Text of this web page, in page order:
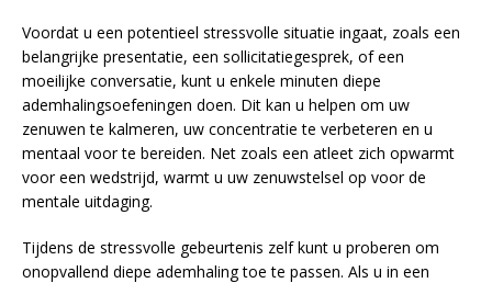
Voordat u een potentieel stressvolle situatie ingaat, zoals een
belangrijke presentatie, een sollicitatiegesprek, of een
moeilijke conversatie, kunt u enkele minuten diepe
ademhalingsoefeningen doen. Dit kan u helpen om uw
zenuwen te kalmeren, uw concentratie te verbeteren en u
mentaal voor te bereiden. Net zoals een atleet zich opwarmt
voor een wedstrijd, warmt u uw zenuwstelsel op voor de
mentale uitdaging.
Tijdens de stressvolle gebeurtenis zelf kunt u proberen om
onopvallend diepe ademhaling toe te passen. Als u in een